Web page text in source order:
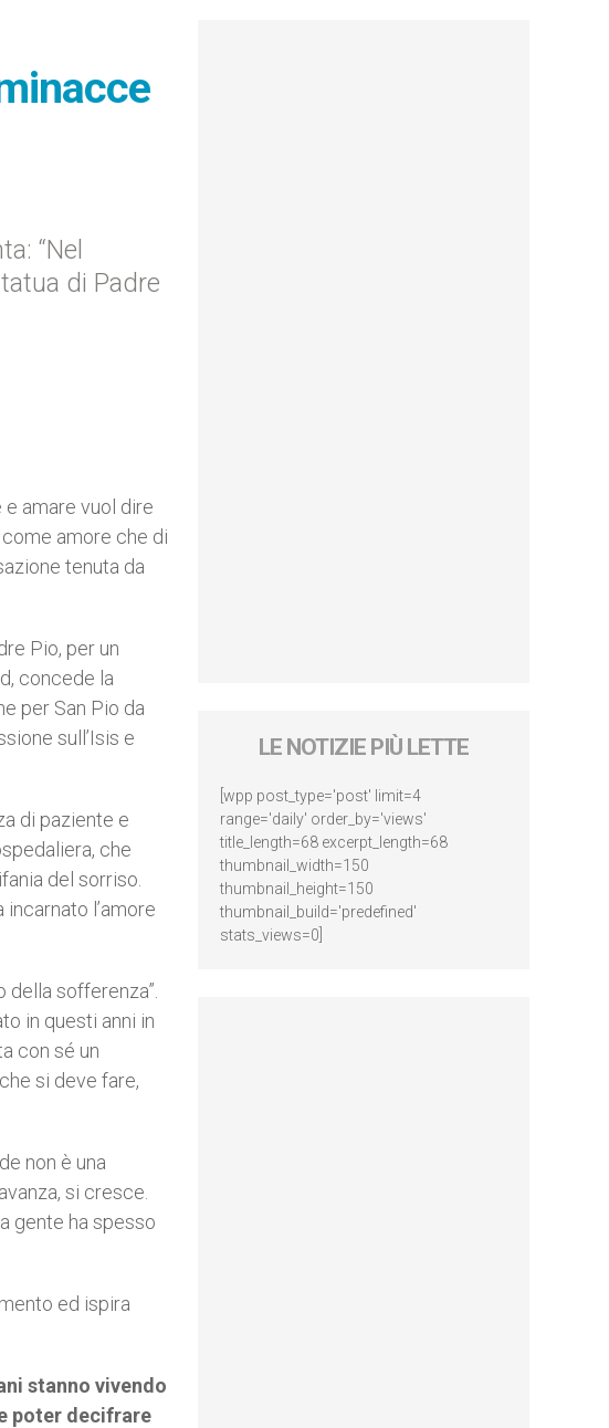
“Nel
di Padre
e amare vuol dire
amore che di
tenuta da
Pio, per un
concede la
per San Pio da
sull’Isis e
di paziente e
che
del sorriso.
l’amore
sofferenza”.
in questi anni in
con sé un
si deve fare,
non è una
si cresce.
gente ha spesso
ed ispira
stanno vivendo
poter decifrare
LE NOTIZIE PIÙ LETTE
[wpp post_type='post' limit=4
range='daily' order_by='views'
title_length=68 excerpt_length=68
thumbnail_width=150
thumbnail_height=150
thumbnail_build='predefined'
stats_views=0]